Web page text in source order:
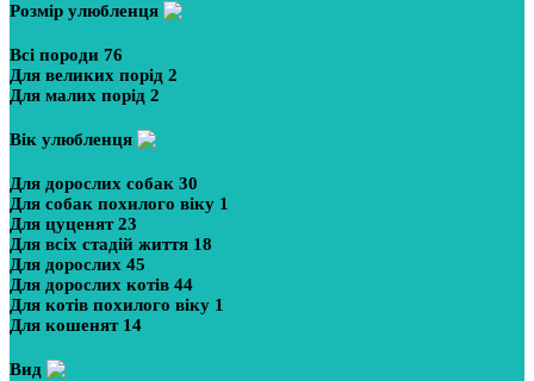
Розмір улюбленця
Всі породи 76
Для великих порід 2
Для малих порід 2
Вік улюбленця
Для дорослих собак 30
Для собак похилого віку 1
Для цуценят23
Для всіх стадій життя 18
Для дорослих 45
Для дорослих котів 44
Для котів похилого віку 1
Для кошенят 14
Вид